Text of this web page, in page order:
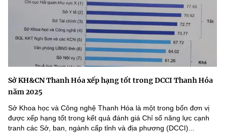
Sở KH&CN Thanh Hóa xếp hạng tốt trong DCCI Thanh Hóa
năm 2025
Sở Khoa học và Công nghệ Thanh Hóa là một trong bốn đơn vị
được xếp hạng tốt trong kết quả đánh giá Chỉ số năng lực cạnh
tranh các Sở, ban, ngành cấp tỉnh và địa phương (DCCI)...